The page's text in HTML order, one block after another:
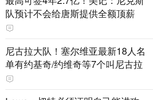
队预计不会给唐斯提供全额顶薪
尼古拉大队！塞尔维亚最新18人名
单有约基奇/约维奇等7个叫尼古拉